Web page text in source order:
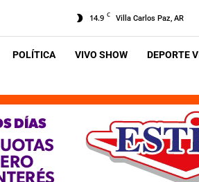
14.9 C Villa Carlos Paz, AR
POLÍTICA VIVO SHOW DEPORTE